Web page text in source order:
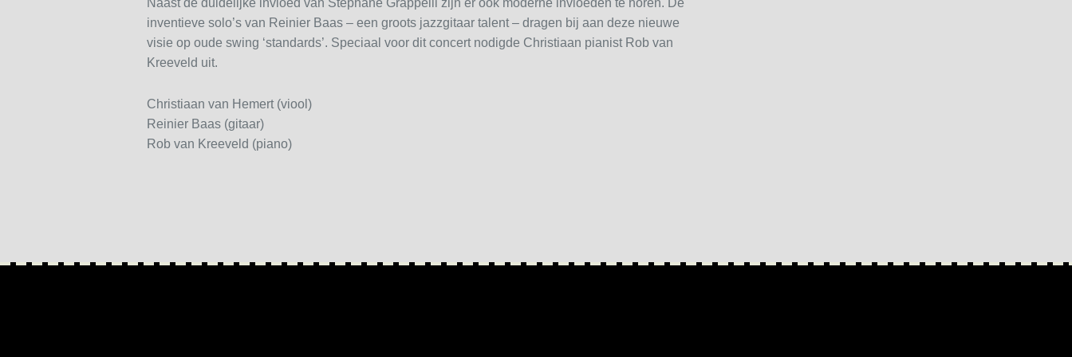
Naast de duidelijke invloed van Stéphane Grappelli zijn er ook moderne invloeden te horen. De
inventieve solo’s van Reinier Baas – een groots jazzgitaar talent – dragen bij aan deze nieuwe
visie op oude swing ‘standards’. Speciaal voor dit concert nodigde Christiaan pianist Rob van
Kreeveld uit.
Christiaan van Hemert (viool)
Reinier Baas (gitaar)
Rob van Kreeveld (piano)